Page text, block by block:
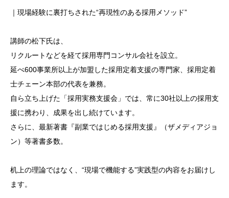
｜現場経験に裏打ちされた“再現性のある採用メソッド”
講師の松下氏は、
リクルートなどを経て採用専門コンサル会社を設立。
延べ600事業所以上が加盟した採用定着支援の専門家、採用定着
士チェーン本部の代表を兼務。
自ら立ち上げた「採用実務支援会」では、常に30社以上の採用支
援に携わり、成果を出し続けています。
さらに、最新著書『副業ではじめる採用支援』（ザメディアジョ
ン）等著書多数。
机上の理論ではなく、“現場で機能する”実践型の内容をお届けし
ます。